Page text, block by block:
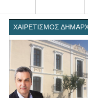
ΧΑΙΡΕΤΙΣΜΌΣ